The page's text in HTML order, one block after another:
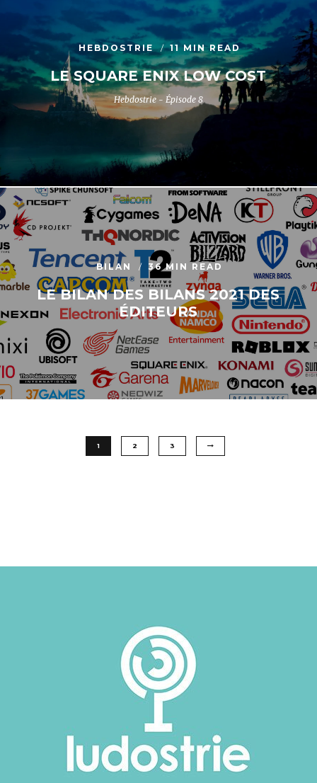
HEBDOSTRIE 11 MIN READ
LE SQUARE ENIX LOW COST
Hebdostrie - Épisode 8
BILAN 36 MIN READ
LE BILAN DES BILANS 2021 DES
ÉDITEURS
1 2 3